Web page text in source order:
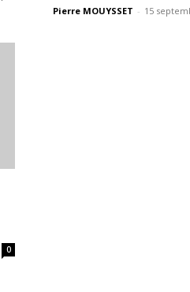
Pierre MOUYSSET - 15
0